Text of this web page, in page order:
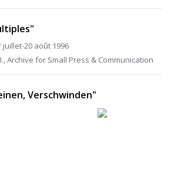
20 août 1996
Archive for Small Press & Communication
Verschwinden"